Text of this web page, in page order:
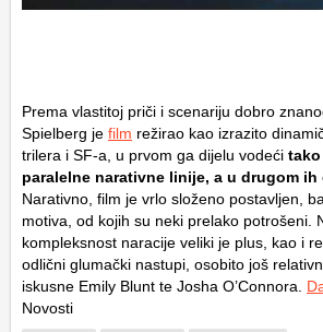
Prema vlastitoj priči i scenariju dobro
Spielberg je film režirao kao izrazito
trilera i SF-a, u prvom ga dijelu vodeći
paralelne narativne linije, a u drugom
Narativno, film je vrlo složeno postavljen,
motiva, od kojih su neki prelako potrošeni.
kompleksnost naracije veliki je plus, kao i
odlični glumački nastupi, osobito još
iskusne Emily Blunt te Josha O’Connora.
Novosti